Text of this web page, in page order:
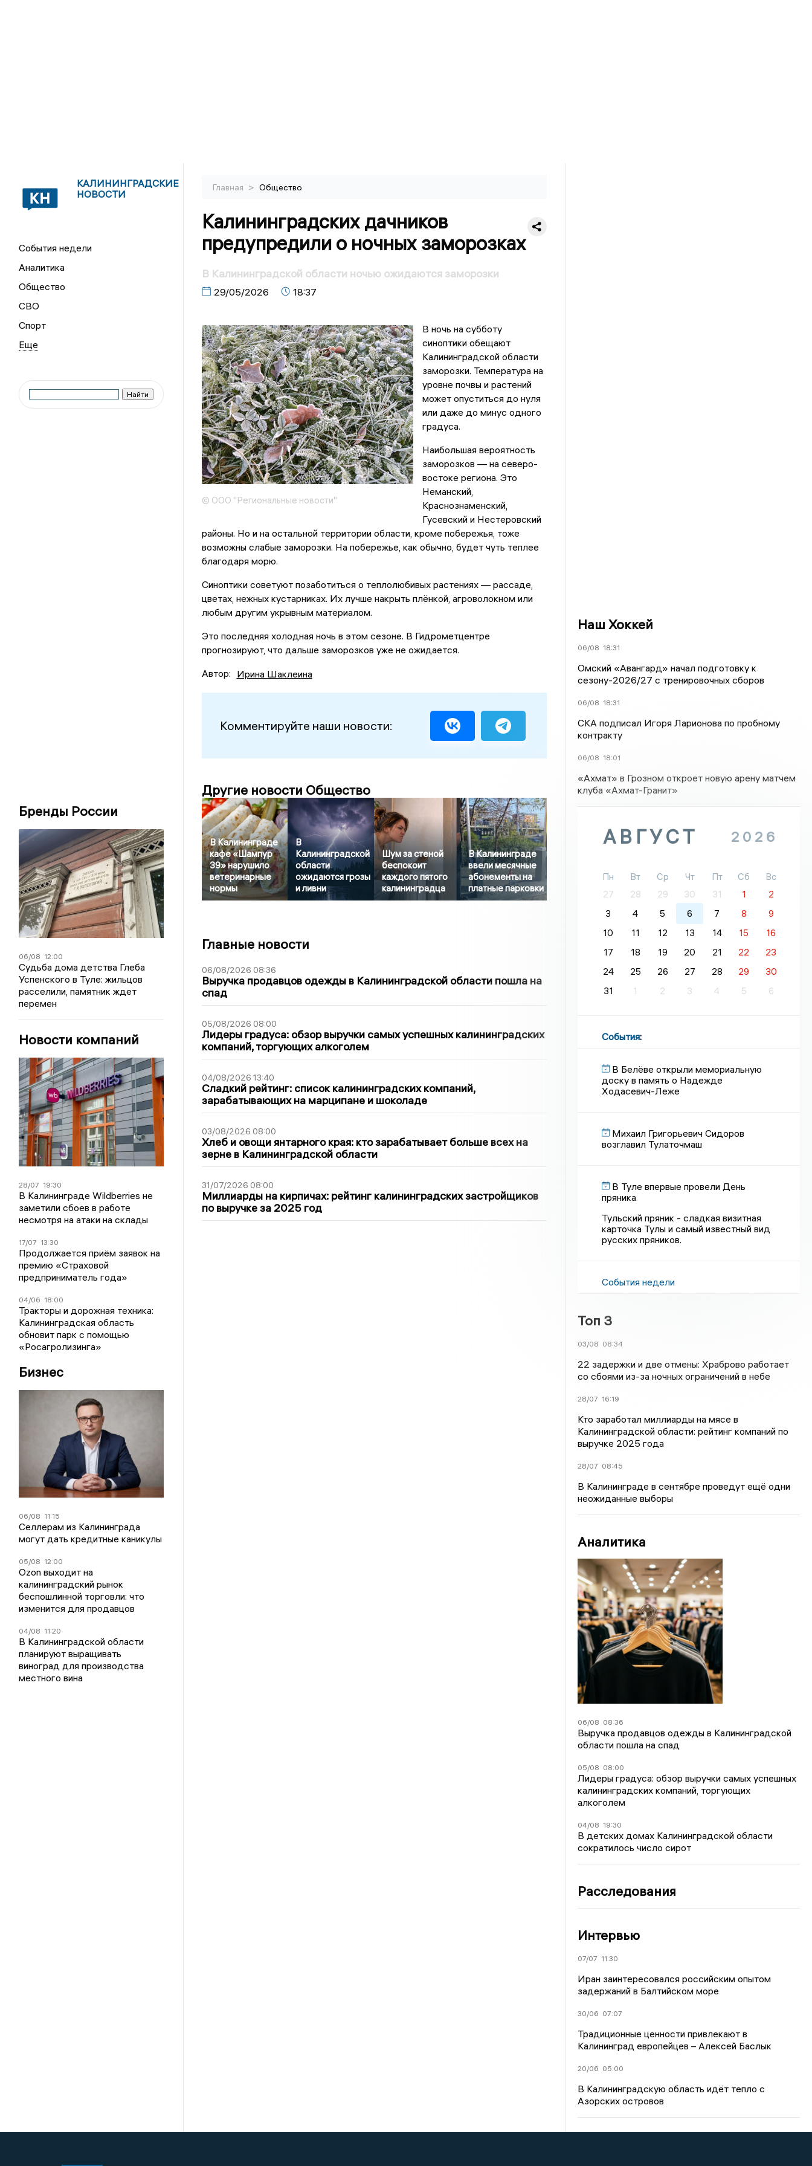
КАЛИНИНГРАДСКИЕ
НОВОСТИ
События недели
Аналитика
Общество
СВО
Спорт
Бренды России
06/08 12:00
Судьба дома детства Глеба
Успенского в Туле: жильцов
расселили, памятник ждет
перемен
Новости компаний
28/07 19:30
В Калининграде Wildberries не
заметили сбоев в работе
несмотря на атаки на склады
17/07 13:30
Продолжается приём заявок на
премию «Страховой
предприниматель года»
04/06 18:00
Тракторы и дорожная техника:
Калининградская область
обновит парк с помощью
«Росагролизинга»
Бизнес
06/08 11:15
Селлерам из Калининграда
могут дать кредитные каникулы
05/08 12:00
Ozon выходит на
калининградский рынок
беспошлинной торговли: что
изменится для продавцов
04/08 11:20
В Калининградской области
планируют выращивать
виноград для производства
местного вина
Главная > Общество
Калининградских дачников
предупредили о ночных заморозках
В Калининградской области ночью ожидаются заморозки
29/05/2026 18:37
© ООО "Региональные новости"
В ночь на субботу
синоптики обещают
Калининградской области
заморозки. Температура на
уровне почвы и растений
может опуститься до нуля
или даже до минус одного
градуса.
Наибольшая вероятность
заморозков — на северо-
востоке региона. Это
Неманский,
Краснознаменский,
Гусевский и Нестеровский
районы. Но и на остальной территории области, кроме побережья, тоже
возможны слабые заморозки. На побережье, как обычно, будет чуть теплее
благодаря морю.
Синоптики советуют позаботиться о теплолюбивых растениях — рассаде,
цветах, нежных кустарниках. Их лучше накрыть плёнкой, агроволокном или
любым другим укрывным материалом.
Это последняя холодная ночь в этом сезоне. В Гидрометцентре
прогнозируют, что дальше заморозков уже не ожидается.
Автор: Ирина Шаклеина
Комментируйте наши новости:
Другие новости Общество
В Калининграде
кафе «Шампур
39» нарушило
ветеринарные
нормы
В
Калининградской
области
ожидаются грозы
и ливни
Шум за стеной
беспокоит
каждого пятого
калининградца
В Калининграде
ввели месячные
абонементы на
платные парковки
Главные новости
06/08/2026 08:36
Выручка продавцов одежды в Калининградской области пошла на
спад
05/08/2026 08:00
Лидеры градуса: обзор выручки самых успешных калининградских
компаний, торгующих алкоголем
04/08/2026 13:40
Сладкий рейтинг: список калининградских компаний,
зарабатывающих на марципане и шоколаде
03/08/2026 08:00
Хлеб и овощи янтарного края: кто зарабатывает больше всех на
зерне в Калининградской области
31/07/2026 08:00
Миллиарды на кирпичах: рейтинг калининградских застройщиков
по выручке за 2025 год
Наш Хоккей
06/08 18:31
Омский «Авангард» начал подготовку к
сезону-2026/27 с тренировочных сборов
06/08 18:31
СКА подписал Игоря Ларионова по пробному
контракту
06/08 18:01
«Ахмат» в Грозном откроет новую арену матчем
клуба «Ахмат-Гранит»
АВГУСТ 2026
Пн Вт Ср Чт Пт Сб
Вс
27
28 29 30 31 1
2
3
4 5 6 7 8
9
10
11 12 13 14 15
16
17
18 19 20 21 22
23
24
25 26 27 28 29
30
31
1 2 3 4 5 6
События:
В Белёве открыли мемориальную
доску в память о Надежде
Ходасевич-Леже
Михаил Григорьевич Сидоров
возглавил Тулаточмаш
В Туле впервые провели День
пряника
Тульский пряник - сладкая визитная
карточка Тулы и самый известный вид
русских пряников.
События недели
Топ 3
03/08 08:34
22 задержки и две отмены: Храброво работает
со сбоями из-за ночных ограничений в небе
28/07 16:19
Кто заработал миллиарды на мясе в
Калининградской области: рейтинг компаний по
выручке 2025 года
28/07 08:45
В Калининграде в сентябре проведут ещё одни
неожиданные выборы
Аналитика
06/08 08:36
Выручка продавцов одежды в Калининградской
области пошла на спад
05/08 08:00
Лидеры градуса: обзор выручки самых успешных
калининградских компаний, торгующих
алкоголем
04/08 19:30
В детских домах Калининградской области
сократилось число сирот
Расследования
Интервью
07/07 11:30
Иран заинтересовался российским опытом
задержаний в Балтийском море
30/06 07:07
Традиционные ценности привлекают в
Калининград европейцев – Алексей Баслык
20/06 05:00
В Калининградскую область идёт тепло с
Азорских островов